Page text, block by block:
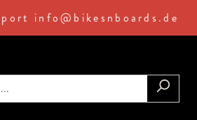
info@bikesnboards.de